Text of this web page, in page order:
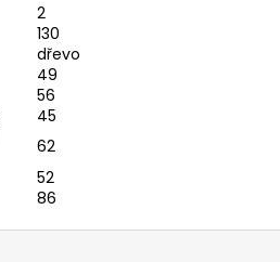
2
130
dřevo
49
56
45
62
52
86